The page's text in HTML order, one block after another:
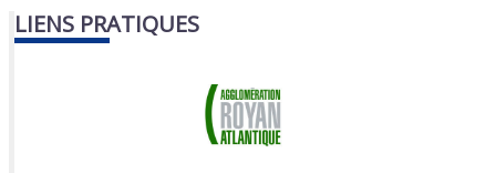
LIENS PRATIQUES